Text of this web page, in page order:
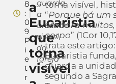
8
:
0
9
P
i
e
t
r
a
Eucaristia
que
torna
visível
guarda
a
unidade
visível
da
Igreja
torna visível,
“Porque há um
embora muitos,
corpo” (1Cor
trata este
Eucaristia
guarda a
segundo a